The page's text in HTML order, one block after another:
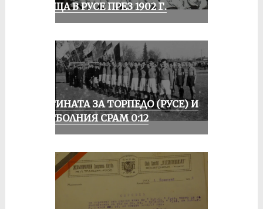
СРЕЩА В РУСЕ ПРЕЗ 1902 Г.
ИСТИНАТА ЗА ТОРПЕДО (РУСЕ) И
ФУТБОЛНИЯ СРАМ 0:12